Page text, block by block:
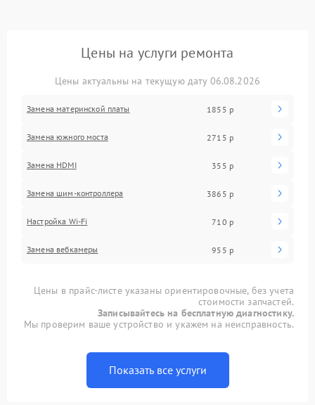
Цены на услуги ремонта
Цены актуальны на текущую дату 06.08.2026
Замена материнской платы 1855 р
Замена южного моста 2715 р
Замена HDMI 355 р
Замена шим-контроллера 3865 р
Настройка Wi-Fi 710 р
Замена вебкамеры 955 р
Цены в прайс-листе указаны ориентировочные, без учета
стоимости запчастей.
Записывайтесь на бесплатную диагностику.
Мы проверим ваше устройство и укажем на неисправность.
Показать все услуги